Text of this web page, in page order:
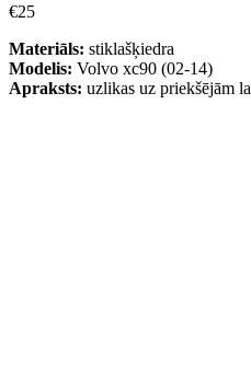
€25
Materiāls: stiklašķiedra
Modelis: Volvo xc90 (02-14)
Apraksts: uzlikas uz priekšējām